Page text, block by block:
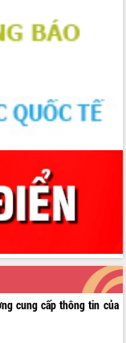
cung cấp thông tin của